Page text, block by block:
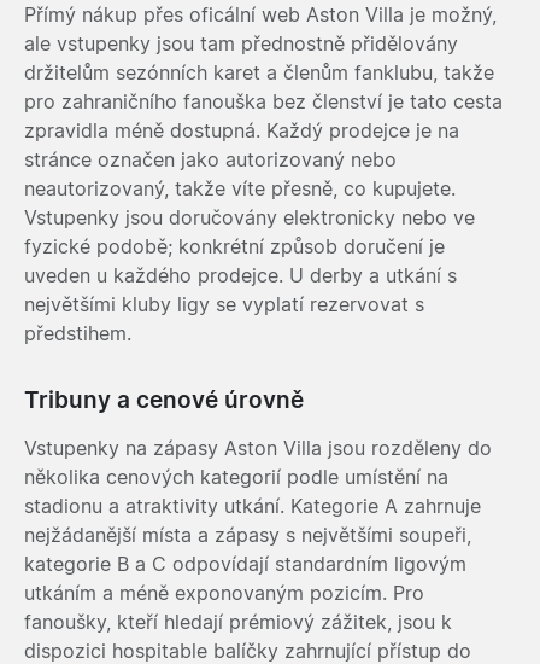
Přímý nákup přes oficální web Aston Villa je možný,
ale vstupenky jsou tam přednostně přidělovány
držitelům sezónních karet a členům fanklubu, takže
pro zahraničního fanouška bez členství je tato cesta
zpravidla méně dostupná. Každý prodejce je na
stránce označen jako autorizovaný nebo
neautorizovaný, takže víte přesně, co kupujete.
Vstupenky jsou doručovány elektronicky nebo ve
fyzické podobě; konkrétní způsob doručení je
uveden u každého prodejce. U derby a utkání s
největšími kluby ligy se vyplatí rezervovat s
předstihem.
Tribuny a cenové úrovně
Vstupenky na zápasy Aston Villa jsou rozděleny do
několika cenových kategorií podle umístění na
stadionu a atraktivity utkání. Kategorie A zahrnuje
nejžádanější místa a zápasy s největšími soupeři,
kategorie B a C odpovídají standardním ligovým
utkáním a méně exponovaným pozicím. Pro
fanoušky, kteří hledají prémiový zážitek, jsou k
dispozici hospitable balíčky zahrnující přístup do